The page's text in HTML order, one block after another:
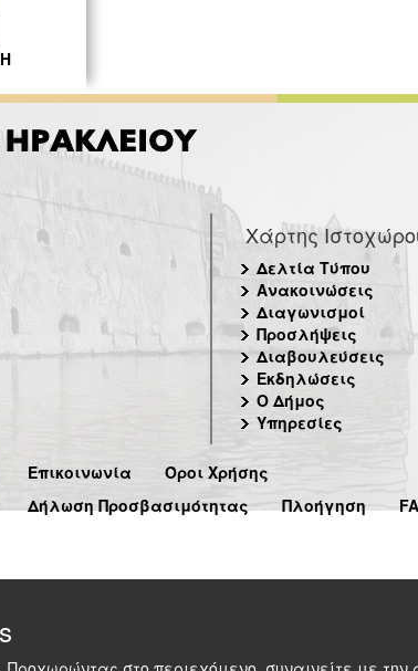
Χάρτης
Δελτία Τύπου
Ανακοινώσεις
Διαγωνισμοί
Προσλήψεις
Διαβουλεύσεις
Εκδηλώσεις
Ο Δήμος
Υπηρεσίες
Επικοινωνία
Όροι Χρήσης
Δήλωση Προσβασιμότητας
Πλοήγηση